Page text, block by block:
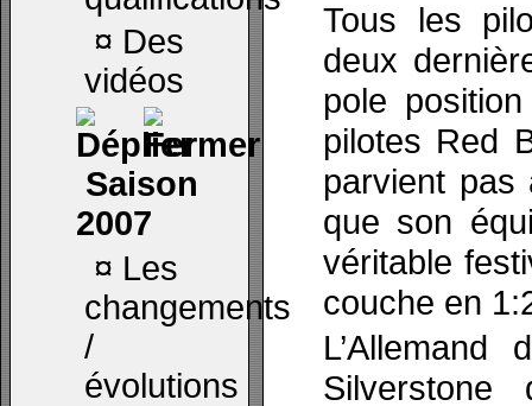
¤ Des
vidéos
Saison
2007
¤ Les
changements
/
évolutions
Tous les
deux
pole
pilotes Red
parvient pas
que son
véritable
couche en